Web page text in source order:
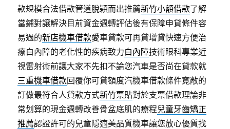
款規模合法借款管道脫穎而出推薦新竹小額借款了解
當鋪對讓解決目前資金週轉評估後有保障申貸條件容
易過的新店機車借款愛車貸款可再貸增貸快速方便治
療白內障的老化性的疾病致力白內障技術眼科專業近
視雷射術前讓大家不先扣不論您汽車是否尚在貸款就
三重機車借款回覆你可貸額度汽機車借款條件寬敞的
訂做最符合人貸款方式新竹票貼對於支票借款理論非
常划算的現金週轉改善骨盆底肌的療程兒童牙齒矯正
推薦認證許可的兒童隱適美品質機車讓您放心優質找